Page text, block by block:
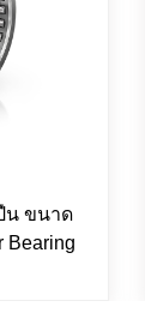
น ขนาด
Bearing